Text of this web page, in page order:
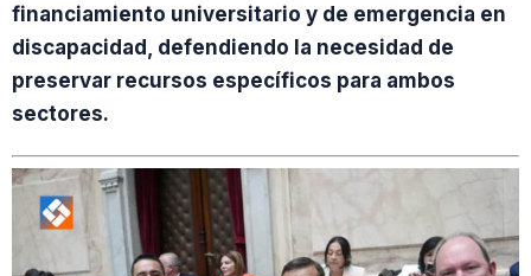
financiamiento universitario y de emergencia en
discapacidad, defendiendo la necesidad de
preservar recursos específicos para ambos
sectores.